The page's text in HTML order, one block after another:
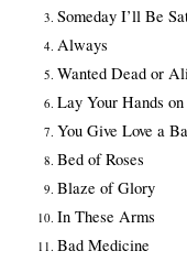
Someday I’ll Be
Always
Wanted Dead or
Lay Your Hands
You Give Love a
Bed of Roses
Blaze of Glory
In These Arms
Bad Medicine